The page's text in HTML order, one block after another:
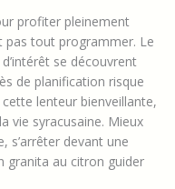
profiter pleinement
pas tout programmer. Le
se découvrent
de planification risque
lenteur bienveillante,
vie syracusaine. Mieux
s’arrêter devant une
granita au citron guider